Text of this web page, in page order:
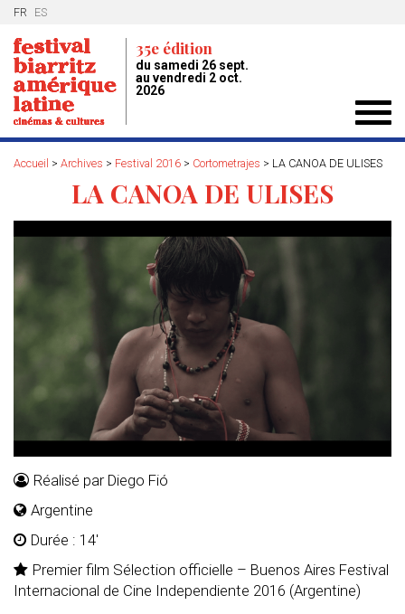
FR ES
35e édition
du samedi 26 sept.
au vendredi 2 oct.
2026
Accueil > Archives > Festival 2016 > Cortometrajes > LA CANOA DE ULISES
LA CANOA DE ULISES
Réalisé par Diego Fió
Argentine
Durée : 14'
Premier film Sélection officielle – Buenos Aires Festival
Internacional de Cine Independiente 2016 (Argentine)